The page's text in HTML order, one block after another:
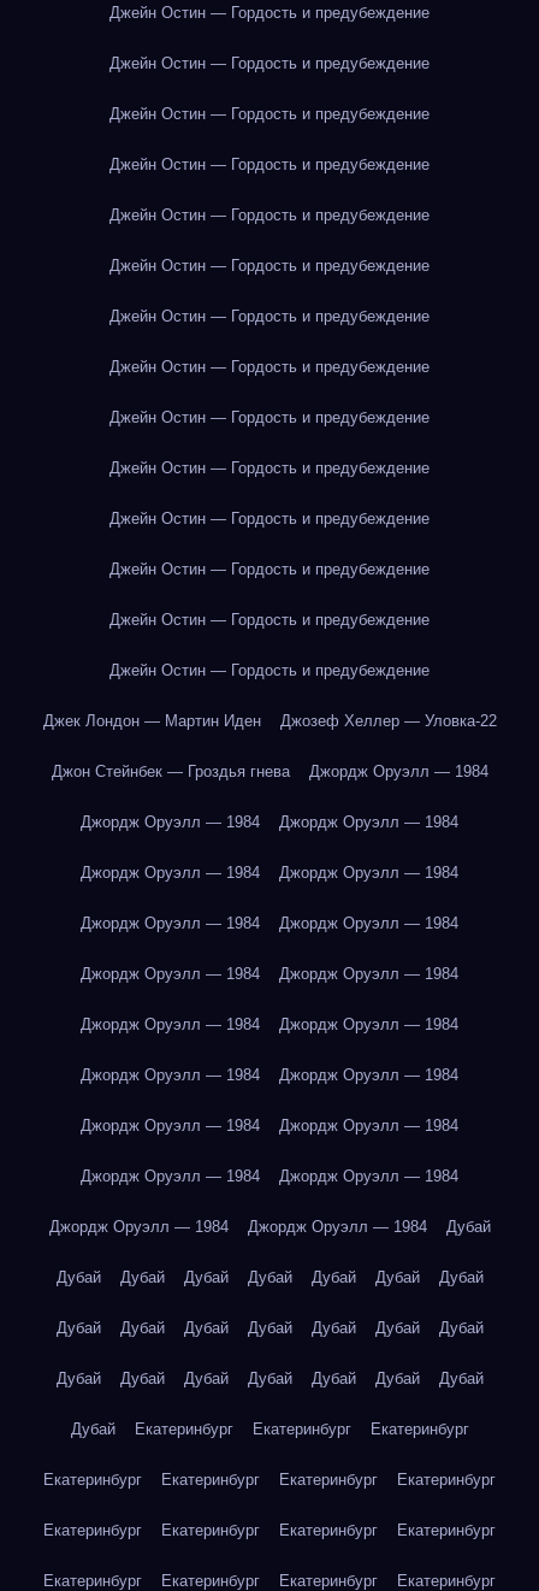
Джейн Остин — Гордость и предубеждение
Джейн Остин — Гордость и предубеждение
Джейн Остин — Гордость и предубеждение
Джейн Остин — Гордость и предубеждение
Джейн Остин — Гордость и предубеждение
Джейн Остин — Гордость и предубеждение
Джейн Остин — Гордость и предубеждение
Джейн Остин — Гордость и предубеждение
Джейн Остин — Гордость и предубеждение
Джейн Остин — Гордость и предубеждение
Джейн Остин — Гордость и предубеждение
Джейн Остин — Гордость и предубеждение
Джейн Остин — Гордость и предубеждение
Джейн Остин — Гордость и предубеждение
Джек Лондон — Мартин Иден Джозеф Хеллер — Уловка-22
Джон Стейнбек — Гроздья гнева Джордж Оруэлл — 1984
Джордж Оруэлл — 1984 Джордж Оруэлл — 1984
Джордж Оруэлл — 1984 Джордж Оруэлл — 1984
Джордж Оруэлл — 1984 Джордж Оруэлл — 1984
Джордж Оруэлл — 1984 Джордж Оруэлл — 1984
Джордж Оруэлл — 1984 Джордж Оруэлл — 1984
Джордж Оруэлл — 1984 Джордж Оруэлл — 1984
Джордж Оруэлл — 1984 Джордж Оруэлл — 1984
Джордж Оруэлл — 1984 Джордж Оруэлл — 1984
Джордж Оруэлл — 1984 Джордж Оруэлл — 1984 Дубай
Дубай Дубай Дубай Дубай Дубай Дубай Дубай
Дубай Дубай Дубай Дубай Дубай Дубай Дубай
Дубай Дубай Дубай Дубай Дубай Дубай Дубай
Дубай Екатеринбург Екатеринбург Екатеринбург
Екатеринбург Екатеринбург Екатеринбург Екатеринбург
Екатеринбург Екатеринбург Екатеринбург Екатеринбург
Екатеринбург Екатеринбург Екатеринбург Екатеринбург